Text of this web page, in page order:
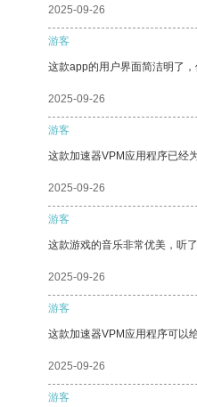
2025-09-26
游客
这款app的用户界面简洁明了
2025-09-26
游客
这款加速器VPM应用程序已经
2025-09-26
游客
这款游戏的音乐非常优美，听
2025-09-26
游客
这款加速器VPM应用程序可以
2025-09-26
游客